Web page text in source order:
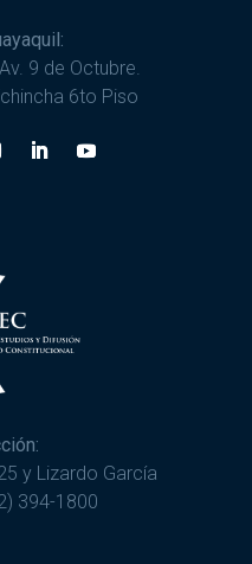
9 de Octubre.
6to Piso
y Lizardo García
394-1800